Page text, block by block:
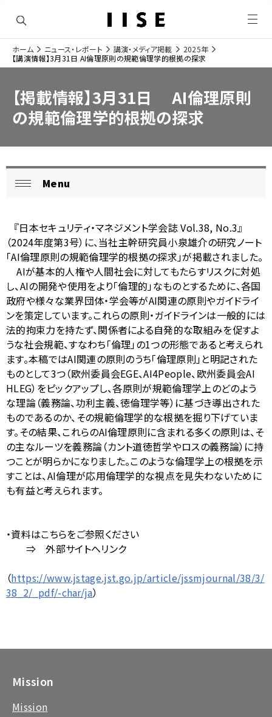
メ
ュ
開
ナ
ー
シ
ョ
サ
位
置
を
表
示
し
て
い
ま
す
ホーム ニュース・レポート 講演・メディア掲載
2025年
【講演情報】3月31日 AI倫理原則の規範倫理学的根拠の探求
【掲載情報】3月31日 AI倫理原則
の規範倫理学的根拠の探求
ロ
カ
ル
ナ
ビ
ゲ
ー
シ
ョ
ン
る
Menu
『日本セキュリティ・マネジメント学会誌 Vol.38, No.3』
（2024年度第3号）に、当社主幹研究員小泉雄介の研究ノート
「AI倫理原則の規範倫理学的根拠の探求」が掲載されました。
AIが基本的人権や人間社会に対してもたらすリスクに対処
し、AIの開発や使用をより「倫理的」なものとするために、各国
政府や様々な業界団体・学会等がAI関連の原則やガイドライ
ンを策定しています。これらの原則・ガイドラインは一般的には
法的拘束力を持たず、関係者による自発的な取組みを促すよ
うな社会規範、すなわち「倫理」の1つの形態であると考えられ
ます。本稿ではAI関連の原則のうち「倫理原則」と明記された
ものとして3つ（欧州委員会EGE、AI4People、欧州委員会AI
HLEG）をピックアップし、各原則が規範倫理学上のどのよう
な理論（義務論、功利主義、徳倫理学等）に基づき導出された
ものであるのか、その規範倫理学的な根拠を掘り下げていま
す。その結果、これらのAI倫理原則に含まれる多くの原則は、そ
の主なルーツを義務論（カント道徳哲学やロスの義務論）に持
つことが明らかになりました。このような倫理学上の根拠を示
すことは、AI倫理が応用倫理学的な視点を見失わないために
も有益と考えられます。
・資料はこちらをご参照ください
⇒ 外部サイトへリンク
（https://www.jstage.jst.go.jp/article/jssmjournal/38/3/
38_2/_pdf/-char/ja）
Mission
Mission